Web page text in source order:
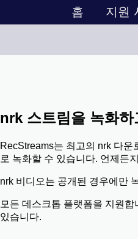
홈 지원
nrk 스트림을 녹화
RecStreams는 최고의 nrk 다
로 녹화할 수 있습니다. 언제든
nrk 비디오는 공개된 경우에만
모든 데스크톱 플랫폼을 지원
있습니다.